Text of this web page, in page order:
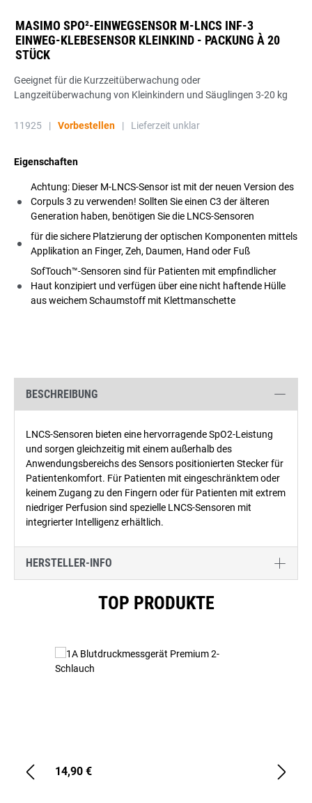
MASIMO SPO²-EINWEGSENSOR M-LNCS INF-3
EINWEG-KLEBESENSOR KLEINKIND - PACKUNG À 20
STÜCK
Geeignet für die Kurzzeitüberwachung oder
Langzeitüberwachung von Kleinkindern und Säuglingen 3-20 kg
11925 | Vorbestellen | Lieferzeit unklar
Eigenschaften
Achtung: Dieser M-LNCS-Sensor ist mit der neuen Version des
Corpuls 3 zu verwenden! Sollten Sie einen C3 der älteren
Generation haben, benötigen Sie die LNCS-Sensoren
für die sichere Platzierung der optischen Komponenten mittels
Applikation an Finger, Zeh, Daumen, Hand oder Fuß
SofTouch™-Sensoren sind für Patienten mit empfindlicher
Haut konzipiert und verfügen über eine nicht haftende Hülle
aus weichem Schaumstoff mit Klettmanschette
BESCHREIBUNG
LNCS-Sensoren bieten eine hervorragende SpO2-Leistung
und sorgen gleichzeitig mit einem außerhalb des
Anwendungsbereichs des Sensors positionierten Stecker für
Patientenkomfort. Für Patienten mit eingeschränktem oder
keinem Zugang zu den Fingern oder für Patienten mit extrem
niedriger Perfusion sind spezielle LNCS-Sensoren mit
integrierter Intelligenz erhältlich.
HERSTELLER-INFO
TOP PRODUKTE
14,90 €